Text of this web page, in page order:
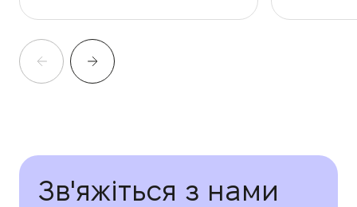
Зв'яжіться з нами